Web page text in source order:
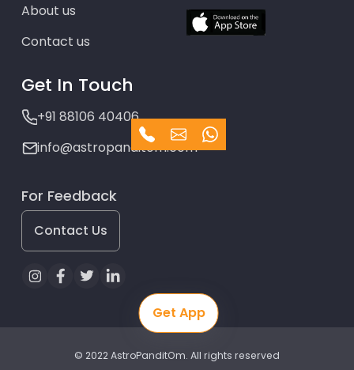
Get App
About us
Contact us
Get In Touch
+91 88106 40406
info@astropanditom.com
For Feedback
Contact Us
© 2022 AstroPanditOm. All rights reserved